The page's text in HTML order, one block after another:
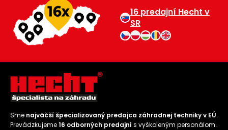
16 predajní Hecht v
SR
Sme najväčší špecializovaný predajca záhradnej techniky v EÚ.
Prevádzkujeme16 odborných predajní s vyškoleným personálom.